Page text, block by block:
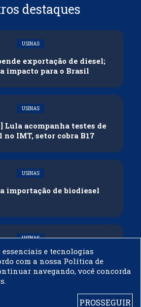
destaques
USINAS
exportação de diesel;
impacto para o Brasil
USINAS
Lula acompanha testes de
no IMT, setor cobra B17
USINAS
importação de biodiesel
USINAS
assina acordo com
óleo de soja em projeto na
Bahia
e tecnologias
com a nossa Política de
navegando, você concorda
PROSSEGUIR